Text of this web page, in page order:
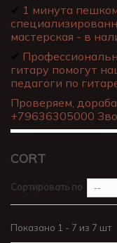
✔ 1 минута
мастерская - в
✔
гитару помогут
педагоги по
Проверяем,
+79636305000
CORT
Сортировать по --
Показано 1 - 7 из 7 шт